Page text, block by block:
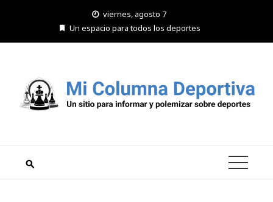
viernes, agosto 7
Un espacio para todos los deportes